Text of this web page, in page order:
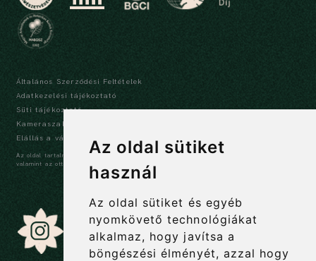
Az oldal sütiket
használ
Az oldal sütiket és egyéb
nyomkövető technológiákat
alkalmaz, hogy javítsa a
böngészési élményét, azzal hogy
Általános Szerződési Feltételek
Adatkezelési tájékoztató
Süti tájékoztató
Kameraszabályzat és tájékoztató
Elállás a vásárlástól
Az oldal tartalma szerzői jogi védelem alatt áll, a tartalmak idézése során a forrás,
valamint az ott megjelölt szerző megnevezése kötelező -